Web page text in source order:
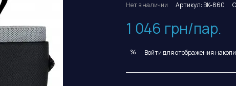
Нет в наличии Артикул: BK-860
1 046 грн/пар.
% Войтидля отображения